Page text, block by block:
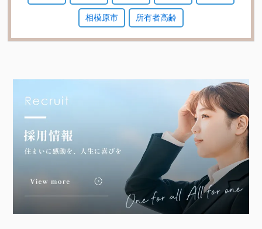
相模原市 所有者高齢